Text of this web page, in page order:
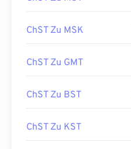
ChST Zu MSK
ChST Zu GMT
ChST Zu BST
ChST Zu KST